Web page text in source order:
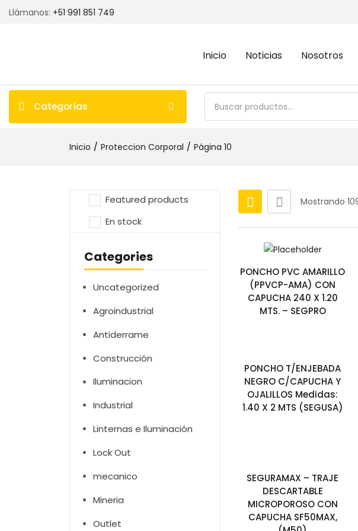
Llámanos: +51 991 851 749
Inicio Noticias Nosotros
Categorías
Inicio Proteccion Corporal Página 10
Featured products
En stock
Categories
Uncategorized
Agroindustrial
Antiderrame
Construcción
Iluminacion
Industrial
Linternas e Iluminación
Lock Out
mecanico
Mineria
Outlet
Mostrando
PONCHO PVC AMARILLO
(PPVCP-AMA) CON
CAPUCHA 240 X 1.20
MTS. – SEGPRO
PONCHO T/ENJEBADA
NEGRO C/CAPUCHA Y
OJALILLOS Medidas:
1.40 X 2 MTS (SEGUSA)
SEGURAMAX – TRAJE
DESCARTABLE
MICROPOROSO CON
CAPUCHA SF50MAX,